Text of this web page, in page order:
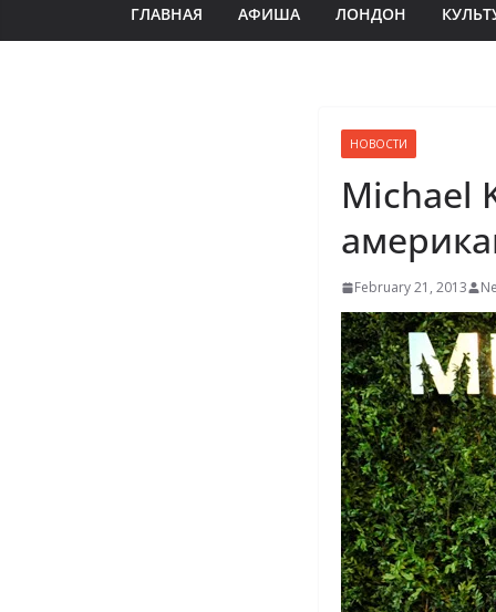
ГЛАВНАЯ АФИША ЛОНДОН
НОВОСТИ
Michael
February 21, 2013